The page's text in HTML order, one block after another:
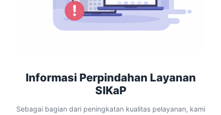
Informasi Perpindahan Layanan
SIKaP
Sebagai bagian dari peningkatan kualitas pelayanan, kami